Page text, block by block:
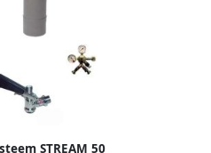
STREAM 50